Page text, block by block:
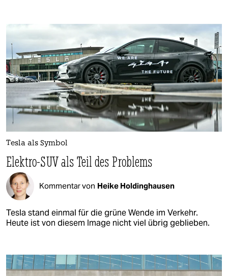
Tesla als Symbol
Elektro-SUV als Teil des Problems
Kommentar von Heike Holdinghausen
Tesla stand einmal für die grüne Wende im Verkehr.
Heute ist von diesem Image nicht viel übrig geblieben.